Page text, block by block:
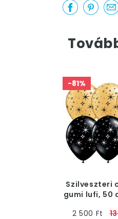
-81%
Szilveszteri
gumi lufi, 50
2 500 Ft